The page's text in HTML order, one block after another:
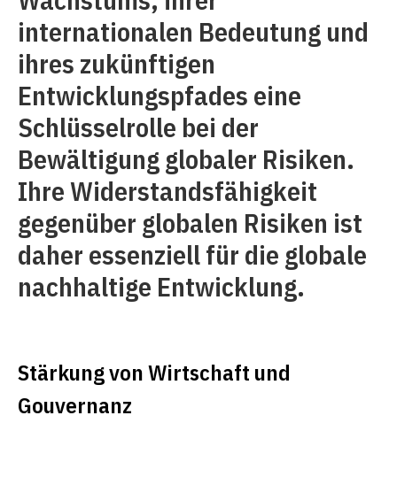
internationalen Bedeutung und
ihres zukünftigen
Entwicklungspfades eine
Schlüsselrolle bei der
Bewältigung globaler Risiken.
Ihre Widerstandsfähigkeit
gegenüber globalen Risiken ist
daher essenziell für die globale
nachhaltige Entwicklung.
Stärkung von Wirtschaft und
Gouvernanz